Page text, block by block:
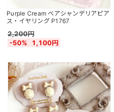
Purple Cream ベアシャンデリアピア
ス・イヤリング P1767
2,200円
-50%
1,100円